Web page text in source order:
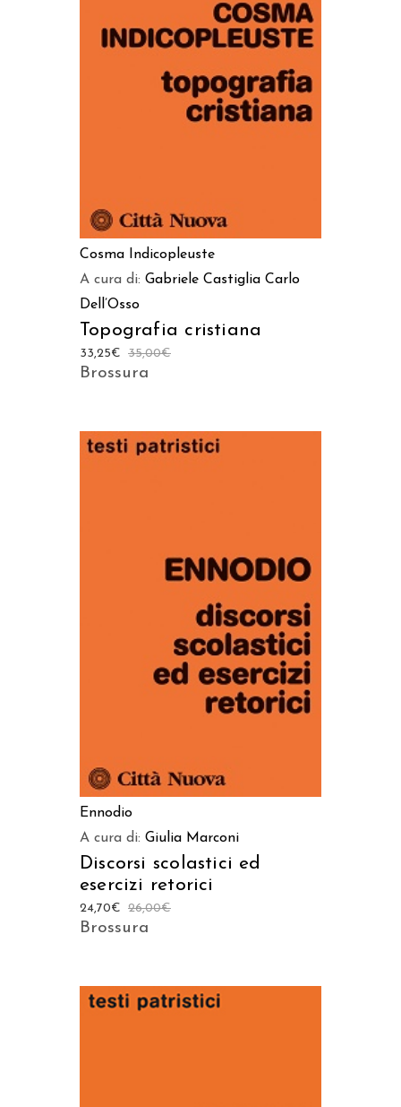
Cosma Indicopleuste
A cura di: Gabriele Castiglia Carlo
Dell’Osso
Topografia cristiana
35,00€
33,25€
Brossura
AGGIUNGI AL CARRELLO
Ennodio
A cura di: Giulia Marconi
Discorsi scolastici ed
esercizi retorici
26,00€
24,70€
Brossura